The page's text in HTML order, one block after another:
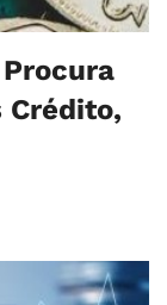
Crédito,